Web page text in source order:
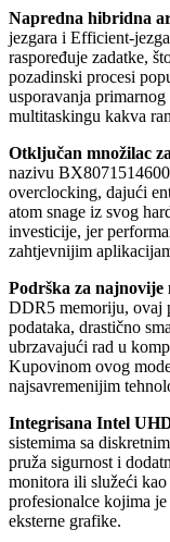
Napredna hibridna
jezgara i Efficient-
raspoređuje zadatke,
pozadinski procesi
usporavanja
multitaskingu kakva
Otključan množilac
nazivu
overclocking, dajući
atom snage iz svog
investicije, jer
zahtjevnijim
Podrška za najnovije
DDR5 memoriju, ovaj
podataka, drastično
ubrzavajući rad u
Kupovinom ovog
najsavremenijim
Integrisana Intel
sistemima sa
pruža sigurnost i
monitora ili služeći
profesionalce kojima
eksterne grafike.